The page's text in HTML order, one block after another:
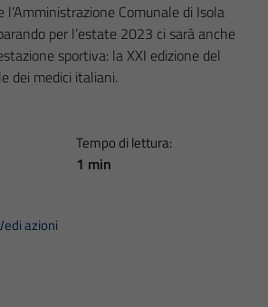
l’Amministrazione Comunale di Isola
per l’estate 2023 ci sarà anche
sportiva: la XXI edizione del
dei medici italiani.
Tempo di lettura:
1 min
azioni